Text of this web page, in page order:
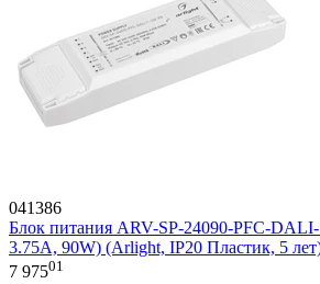
041386
Блок питания ARV-SP-24090-PFC-
3.75A, 90W) (Arlight, IP20 Пластик, 5
7 97501